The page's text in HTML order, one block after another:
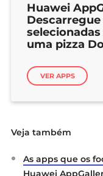
Huawei
Descarregue
uma pizza
VER APPS
Veja também
As apps que os
Huawei